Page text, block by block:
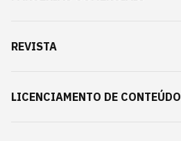
REVISTA
LICENCIAMENTO DE CONTEÚDO